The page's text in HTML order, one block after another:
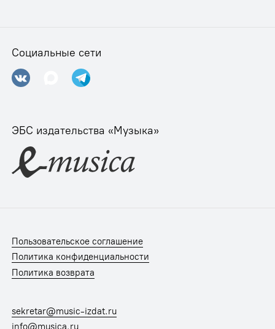
Социальные сети
ЭБС издательства «Музыка»
Пользовательское соглашение
Политика конфиденциальности
Политика возврата
sekretar@music-izdat.ru
info@musica.ru